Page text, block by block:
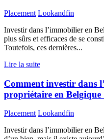
Placement Lookandfin
Investir dans l’immobilier en
plus sûrs et efficaces de se
Toutefois, ces dernières...
Lire la suite
Comment investir dans
propriétaire en Belgique
Placement Lookandfin
Investir dans l’immobilier en